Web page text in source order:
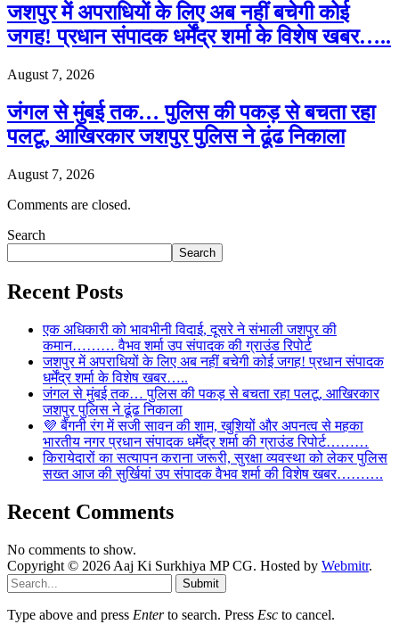
जशपुर में अपराधियों के लिए अब नहीं बचेगी कोई
जगह! प्रधान संपादक धर्मेंद्र शर्मा के विशेष खबर…..
August 7, 2026
जंगल से मुंबई तक… पुलिस की पकड़ से बचता रहा
पलटू, आखिरकार जशपुर पुलिस ने ढूंढ निकाला
August 7, 2026
Comments are closed.
Search
Search
Recent Posts
एक अधिकारी को भावभीनी विदाई, दूसरे ने संभाली जशपुर की
कमान……… वैभव शर्मा उप संपादक की ग्राउंड रिपोर्ट
जशपुर में अपराधियों के लिए अब नहीं बचेगी कोई जगह! प्रधान संपादक
धर्मेंद्र शर्मा के विशेष खबर…..
जंगल से मुंबई तक… पुलिस की पकड़ से बचता रहा पलटू, आखिरकार
जशपुर पुलिस ने ढूंढ निकाला
💜 बैंगनी रंग में सजी सावन की शाम, खुशियों और अपनत्व से महका
भारतीय नगर प्रधान संपादक धर्मेंद्र शर्मा की ग्राउंड रिपोर्ट………
किरायेदारों का सत्यापन कराना जरूरी, सुरक्षा व्यवस्था को लेकर पुलिस
सख्त आज की सुर्खियां उप संपादक वैभव शर्मा की विशेष खबर……….
Recent Comments
No comments to show.
Copyright © 2026 Aaj Ki Surkhiya MP CG. Hosted by Webmitr.
Submit
Type above and press Enterto search. Press Esc to cancel.